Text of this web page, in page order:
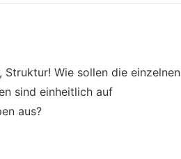
Wie sollen die einzelnen
sind einheitlich auf
aus?